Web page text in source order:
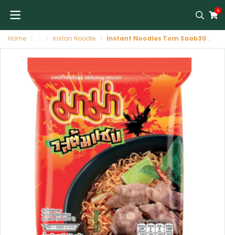
0
Home ... Instan Noodle Instant Noodles Tom Saab30 X 55 GR MAMA